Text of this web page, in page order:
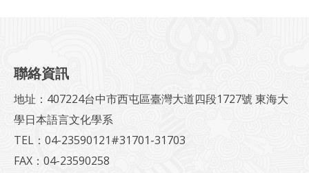
聯絡資訊
地址：407224台中市西屯區臺灣大道四段1727號 東海大
學日本語言文化學系
TEL：04-23590121#31701-31703
FAX：04-23590258